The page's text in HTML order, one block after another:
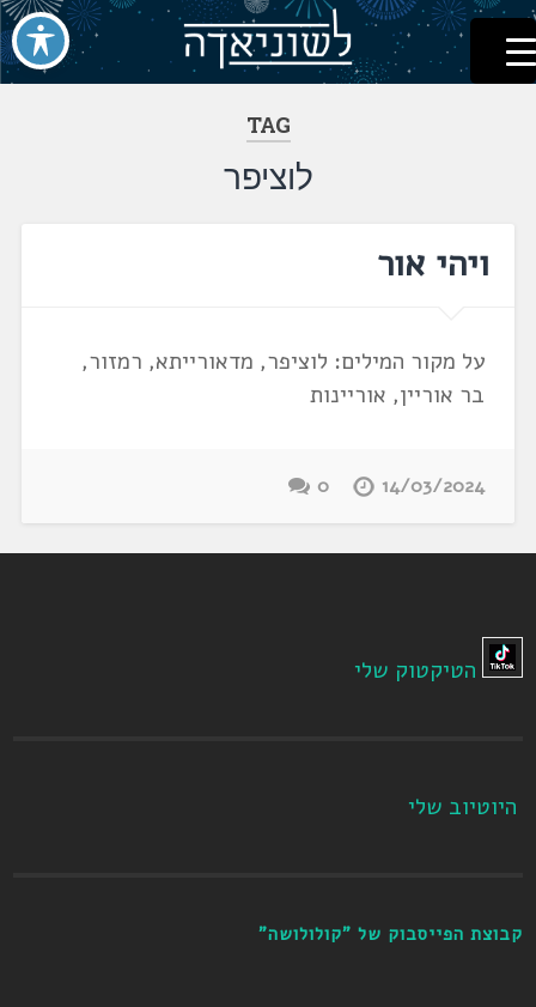
דלג
לתוכן
לשוניאדה
עברית. לשון. שפה
TAG
לוציפר
ויהי אור
על מקור המילים: לוציפר, מדאורייתא, רמזור,
בר אוריין, אוריינות
14/03/2024
0
הטיקטוק שלי
היוטיוב שלי
קבוצת הפייסבוק של "קולולושה"